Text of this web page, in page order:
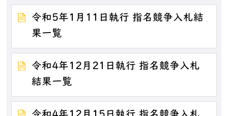
令和5年1月11日執行 指名競争入札結
果一覧
令和4年12月21日執行 指名競争入札
結果一覧